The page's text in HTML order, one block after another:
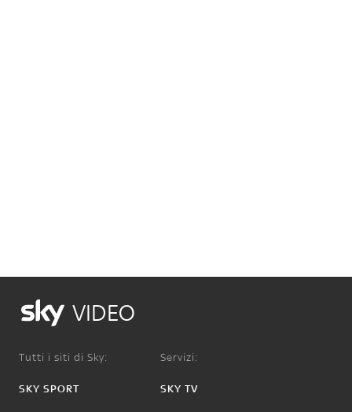
VIDEO
Tutti i siti di Sky:
SKY SPORT
Servizi:
SKY TV